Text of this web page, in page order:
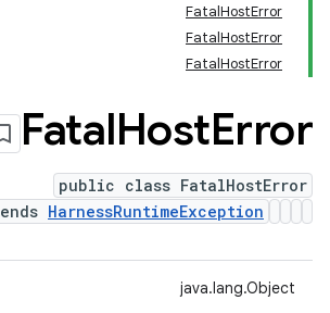
FatalHostError
FatalHostError
FatalHostError
FatalHostError
public class FatalHostError
HarnessRuntimeException
java.lang.Object